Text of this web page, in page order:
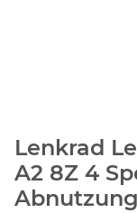
Lenkrad
A2 8Z 4